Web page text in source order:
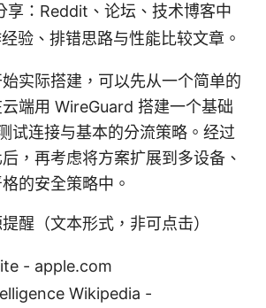
享：Reddit、论坛、技术博客中
验、排错思路与性能比较文章。
实际搭建，可以先从一个简单的
端用 WireGuard 搭建一个基础
试连接与基本的分流策略。经过
，再考虑将方案扩展到多设备、
的安全策略中。
醒（文本形式，非可点击）
- apple.com
Wikipedia -